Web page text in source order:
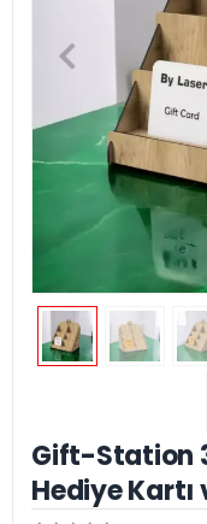
Gift-Station
Hediye Kartı